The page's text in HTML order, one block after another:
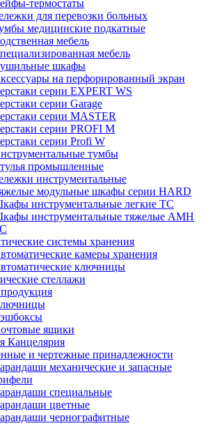
термостаты
для перевозки больных
медицинские подкатные
мебель
мебель
шкафы
на перфорированный экран
серии EXPERT WS
серии Garage
серии MASTER
серии PROFI M
серии Profi W
тумбы
промышленные
инструментальные
модульные шкафы серии HARD
инструментальные легкие ТС
инструментальные тяжелые AMH
системы хранения
камеры хранения
ключницы
стеллажи
ящики
Канцелярия
и чертежные принадлежности
механические и запасные
специальные
цветные
чернографитные